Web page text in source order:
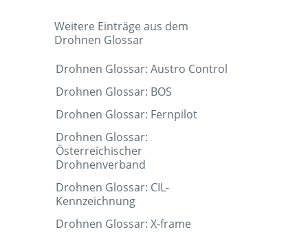
Weitere Einträge aus dem
Drohnen Glossar
Drohnen Glossar: Austro Control
Drohnen Glossar: BOS
Drohnen Glossar: Fernpilot
Drohnen Glossar:
Österreichischer
Drohnenverband
Drohnen Glossar: CIL-
Kennzeichnung
Drohnen Glossar: X-frame